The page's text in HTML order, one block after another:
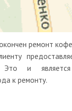
ремонт
Это и является
к ремонту.